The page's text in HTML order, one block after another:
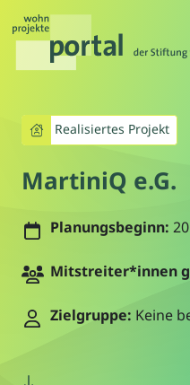
Realisiertes Projekt
MartiniQ e.G.
Planungsbeginn:
Mitstreiter*innen
Zielgruppe: Keine